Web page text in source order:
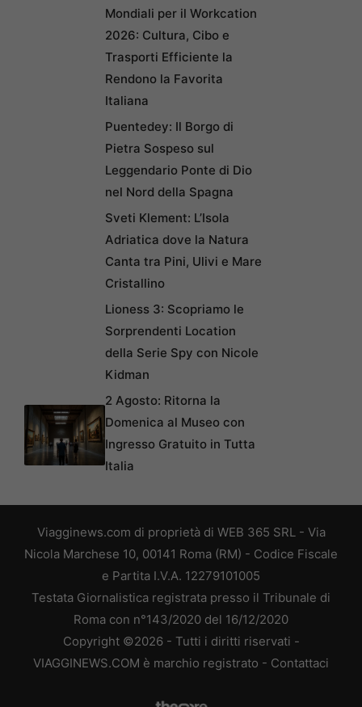
Mondiali per il Workcation
2026: Cultura, Cibo e
Trasporti Efficiente la
Rendono la Favorita
Italiana
Puentedey: Il Borgo di
Pietra Sospeso sul
Leggendario Ponte di Dio
nel Nord della Spagna
Sveti Klement: L’Isola
Adriatica dove la Natura
Canta tra Pini, Ulivi e Mare
Cristallino
Lioness 3: Scopriamo le
Sorprendenti Location
della Serie Spy con Nicole
Kidman
2 Agosto: Ritorna la
Domenica al Museo con
Ingresso Gratuito in Tutta
Italia
Viagginews.com di proprietà di WEB 365 SRL - Via
Nicola Marchese 10, 00141 Roma (RM) - Codice Fiscale
e Partita I.V.A. 12279101005
Testata Giornalistica registrata presso il Tribunale di
Roma con n°143/2020 del 16/12/2020
Copyright ©2026 - Tutti i diritti riservati -
VIAGGINEWS.COM è marchio registrato - Contattaci